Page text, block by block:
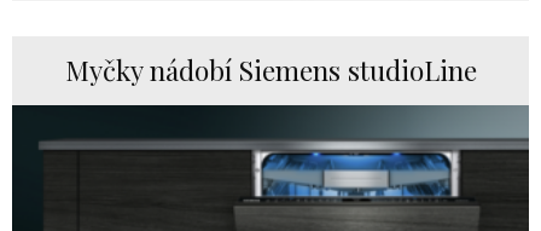
Myčky nádobí Siemens studioLine